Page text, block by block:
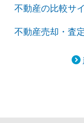
不動産の比較サ
不動産売却・査定